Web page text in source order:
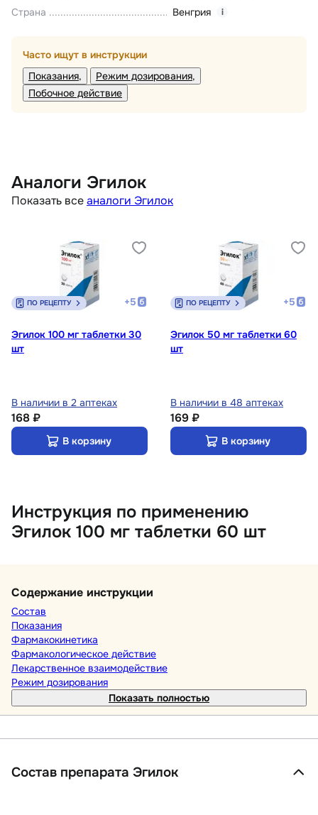
Страна
Венгрия i
Часто ищут в инструкции
Показания
Режим дозирования
Побочное действие
Аналоги Эгилок
Показать всеаналоги Эгилок
ПО РЕЦЕПТУ +5
Эгилок 100 мг таблетки 30
шт
В наличии в 2 аптеках
168 ₽
В корзину
ПО РЕЦЕПТУ +5
Эгилок 50 мг таблетки 60
шт
В наличии в 48 аптеках
169 ₽
В корзину
Инструкция по применению
Эгилок 100 мг таблетки 60 шт
Содержание инструкции
Состав
Показания
Фармакокинетика
Фармакологическое действие
Лекарственное взаимодействие
Режим дозирования
Показать полностью
Состав препарата Эгилок